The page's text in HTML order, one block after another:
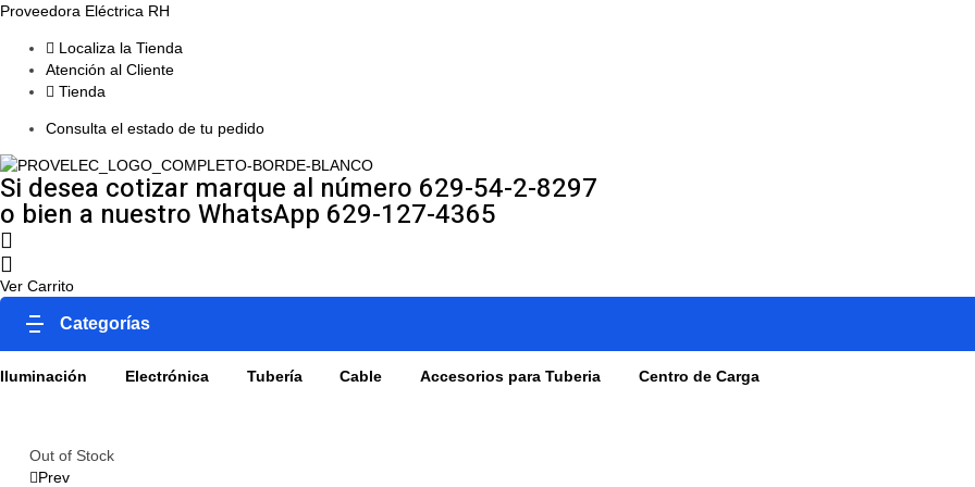
Proveedora Eléctrica RH
Localiza la Tienda
Atención al Cliente
Tienda
Consulta el estado de tu pedido
Si desea cotizar marque al número 629-54-2-8297
o bien a nuestro WhatsApp 629-127-4365
Ver Carrito
Categorías
Iluminación Electrónica Tubería Cable Accesorios para Tuberia Centro de Carga
Availability:
Out of Stock
Prev